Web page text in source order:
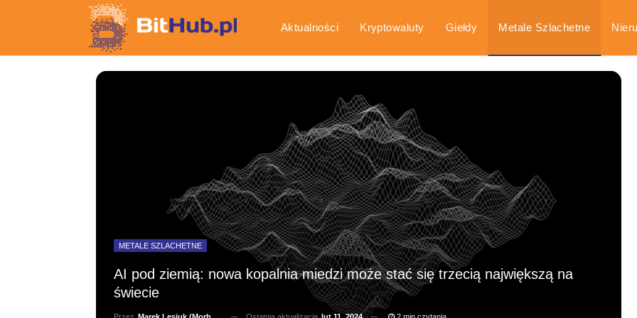
Aktualności Kryptowaluty Giełdy Metale Szlachetne
METALE SZLACHETNE
AI pod ziemią: nowa kopalnia miedzi może stać się trzecią największą na
świecie